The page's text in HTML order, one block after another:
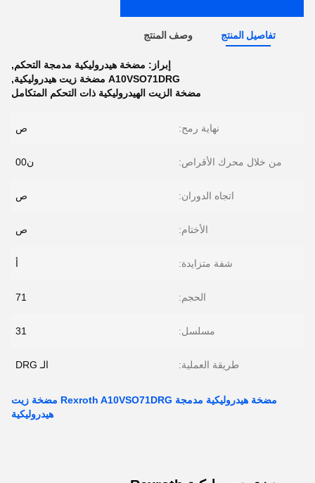
تفاصيل المنتج وصف المنتج
إبراز: مضخة هيدروليكية مدمجة التحكم,
A10VSO71DRG مضخة زيت هيدروليكية
,
مضخة الزيت الهيدروليكية ذات التحكم المتكامل
نهاية رمح: ص
من خلال محرك الأقراص: ن00
اتجاه الدوران: ص
الأختام: ص
شفة متزايدة: أ
الحجم: 71
مسلسل: 31
طريقة العملية: الـ DRG
مضخة هيدروليكية مدمجة Rexroth A10VSO71DRG مضخة زيت
هيدروليكية